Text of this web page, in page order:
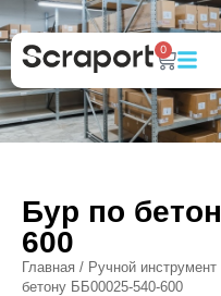
0
Бур по
600
Главная / Ручной
бетону ББ00025-540-600